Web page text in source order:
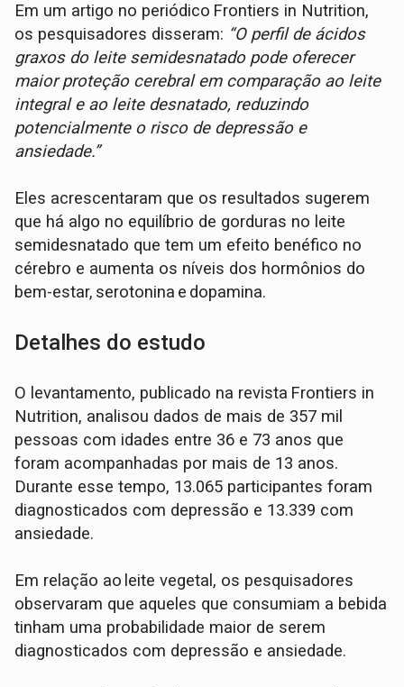
Em um artigo no periódico Frontiers in Nutrition,
os pesquisadores disseram: “O perfil de ácidos
graxos do leite semidesnatado pode oferecer
maior proteção cerebral em comparação ao leite
integral e ao leite desnatado, reduzindo
potencialmente o risco de depressão e
ansiedade.”
Eles acrescentaram que os resultados sugerem
que há algo no equilíbrio de gorduras no leite
semidesnatado que tem um efeito benéfico no
cérebro e aumenta os níveis dos hormônios do
bem-estar, serotonina e dopamina.
Detalhes do estudo
O levantamento, publicado na revista Frontiers in
Nutrition, analisou dados de mais de 357 mil
pessoas com idades entre 36 e 73 anos que
foram acompanhadas por mais de 13 anos.
Durante esse tempo, 13.065 participantes foram
diagnosticados com depressão e 13.339 com
ansiedade.
Em relação ao leite vegetal, os pesquisadores
observaram que aqueles que consumiam a bebida
tinham uma probabilidade maior de serem
diagnosticados com depressão e ansiedade.